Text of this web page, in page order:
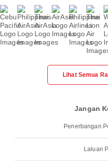
Lihat Semua
Jangan
Penerbangan
Laluan